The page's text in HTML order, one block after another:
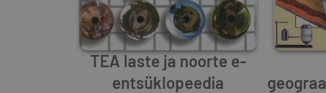
TEA laste ja noorte e-
entsüklopeedia